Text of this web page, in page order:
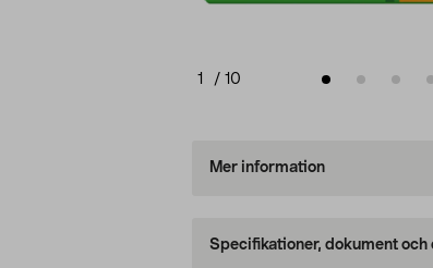
1 / 10
Mer information
Specifikationer, dokument